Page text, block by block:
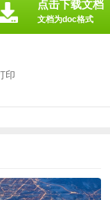
印
点击下载文档
文档为doc格式